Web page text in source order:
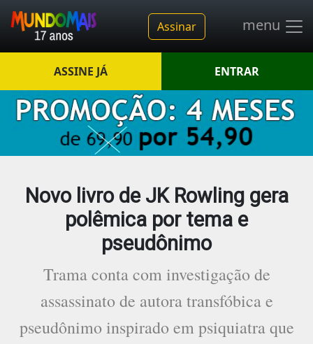
Assinar menu
ASSINE JÁ ENTRAR
Novo livro de JK Rowling gera
polêmica por tema e
pseudônimo
Trama conta com investigação de
assassinato de autora transfóbica e
pseudônimo inspirado em psiquiatra que